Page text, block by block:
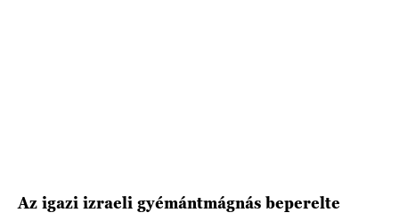
Az igazi izraeli gyémántmágnás beperelte